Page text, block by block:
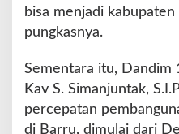
bisa menjadi kabupaten
pungkasnya.
Sementara itu, Dandim
Kav S. Simanjuntak,
percepatan
di Barru, dimulai dari